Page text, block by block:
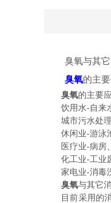
臭氧与其它
臭氧的主
臭氧的主要
饮用水-自来水
城市污水处理-
休闲业-游泳池
医疗业-病房、
化工业-工业废
家电业-消毒洗
臭氧与其它
目前采用的消